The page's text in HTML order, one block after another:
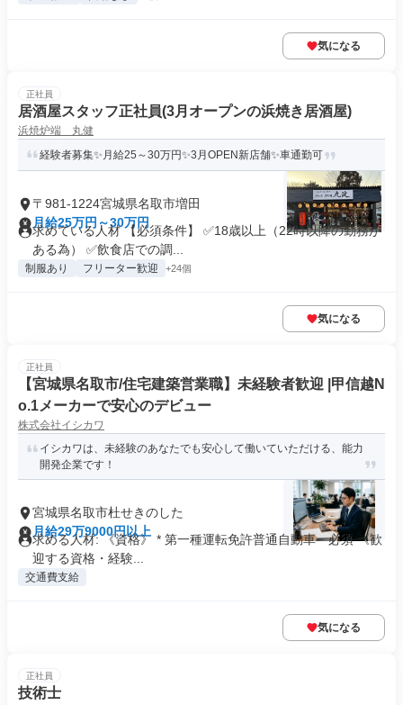
気になる
正社員
居酒屋スタッフ正社員(3月オープンの浜焼き居酒屋)
浜焼炉端 丸健
経験者募集✨月給25～30万円✨3月OPEN新店舗✨車通勤可
〒981-1224宮城県名取市増田
月給25万円～30万円
求めている人材 【必須条件】 ✅18歳以上（22時以降の勤務が
ある為） ✅飲食店での調...
制服あり フリーター歓迎 +24個
気になる
正社員
【宮城県名取市/住宅建築営業職】未経験者歓迎 |甲信越N
o.1メーカーで安心のデビュー
株式会社イシカワ
イシカワは、未経験のあなたでも安心して働いていただける、能力
開発企業です！
宮城県名取市杜せきのした
月給29万9000円以上
求める人材: 《資格》 * 第一種運転免許普通自動車 必須 《歓
迎する資格・経験...
交通費支給
気になる
正社員
技術士